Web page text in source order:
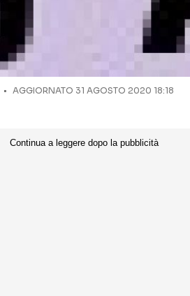
AGGIORNATO 31 AGOSTO 2020 18:18